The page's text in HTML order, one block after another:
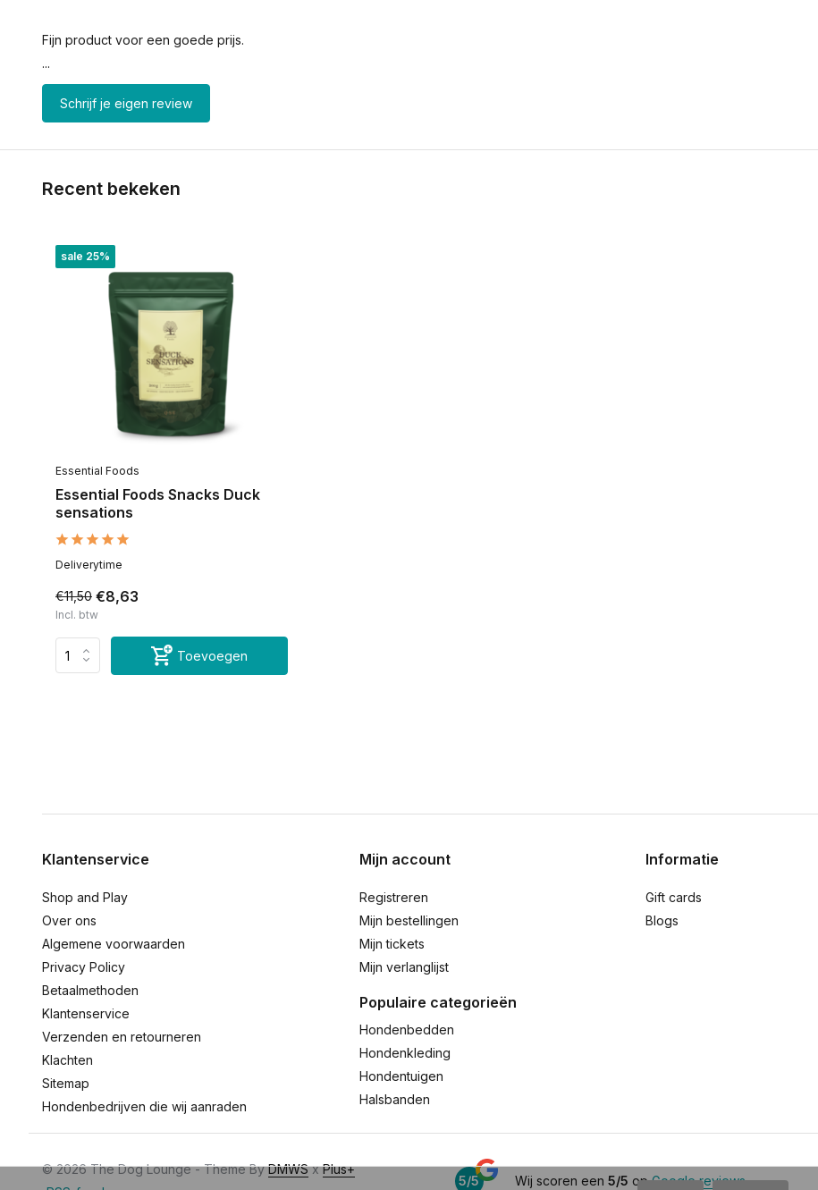
Fijn product voor een goede prijs.
...
Schrijf je eigen review
Recent bekeken
sale 25%
Essential Foods
Essential Foods Snacks Duck
sensations
Deliverytime
€11,50 €8,63
Incl. btw
Toevoegen
Klantenservice
Shop and Play
Over ons
Algemene voorwaarden
Privacy Policy
Betaalmethoden
Klantenservice
Verzenden en retourneren
Klachten
Sitemap
Hondenbedrijven die wij aanraden
Mijn account
Registreren
Mijn bestellingen
Mijn tickets
Mijn verlanglijst
Populaire categorieën
Hondenbedden
Hondenkleding
Hondentuigen
Halsbanden
Informatie
Gift cards
Blogs
© 2026 The Dog Lounge - Theme ByDMWSxPlus+
5/5 Wij scoren een 5/5 opGoogle reviews